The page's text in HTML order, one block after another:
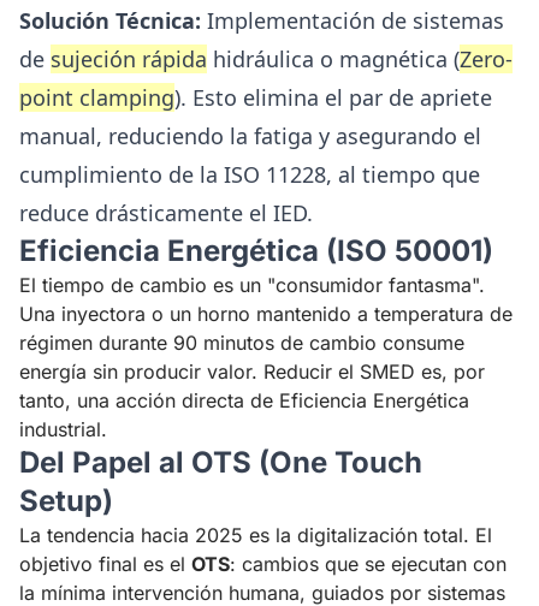
Solución Técnica: Implementación de sistemas
de sujeción rápida hidráulica o magnética (Zero-
point clamping). Esto elimina el par de apriete
manual, reduciendo la fatiga y asegurando el
cumplimiento de la ISO 11228, al tiempo que
reduce drásticamente el IED.
Eficiencia Energética (ISO 50001)
El tiempo de cambio es un "consumidor fantasma".
Una inyectora o un horno mantenido a temperatura de
régimen durante 90 minutos de cambio consume
energía sin producir valor. Reducir el SMED es, por
tanto, una acción directa de Eficiencia Energética
industrial.
Del Papel al OTS (One Touch
Setup)
La tendencia hacia 2025 es la digitalización total. El
objetivo final es el OTS: cambios que se ejecutan con
la mínima intervención humana, guiados por sistemas